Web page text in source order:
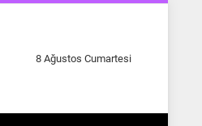
8 Ağustos Cumartesi